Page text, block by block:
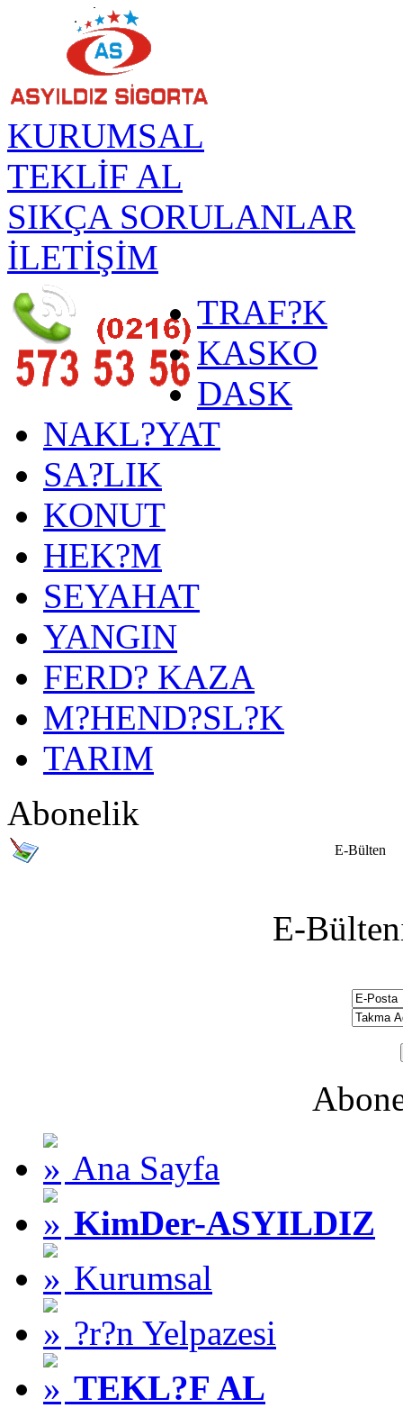
KURUMSAL
TEKLİF AL
SIKÇA SORULANLAR
İLETİŞİM
TRAF?K
KASKO
DASK
NAKL?YAT
SA?LIK
KONUT
HEK?M
SEYAHAT
YANGIN
FERD? KAZA
M?HEND?SL?K
TARIM
Abonelik
E-Bülten
E-
Ana Sayfa
KimDer-ASYILDIZ
Kurumsal
?r?n Yelpazesi
TEKL?F AL